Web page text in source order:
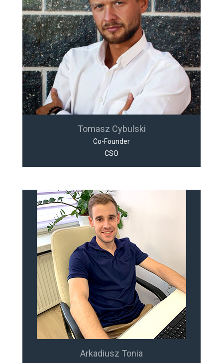
Tomasz Cybulski
Co-Founder
CSO
Arkadiusz Tonia